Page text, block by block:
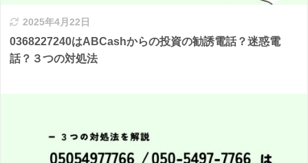
2025年4月22日
0368227240はABCashからの投資の勧誘電話？迷惑電
話？３つの対処法